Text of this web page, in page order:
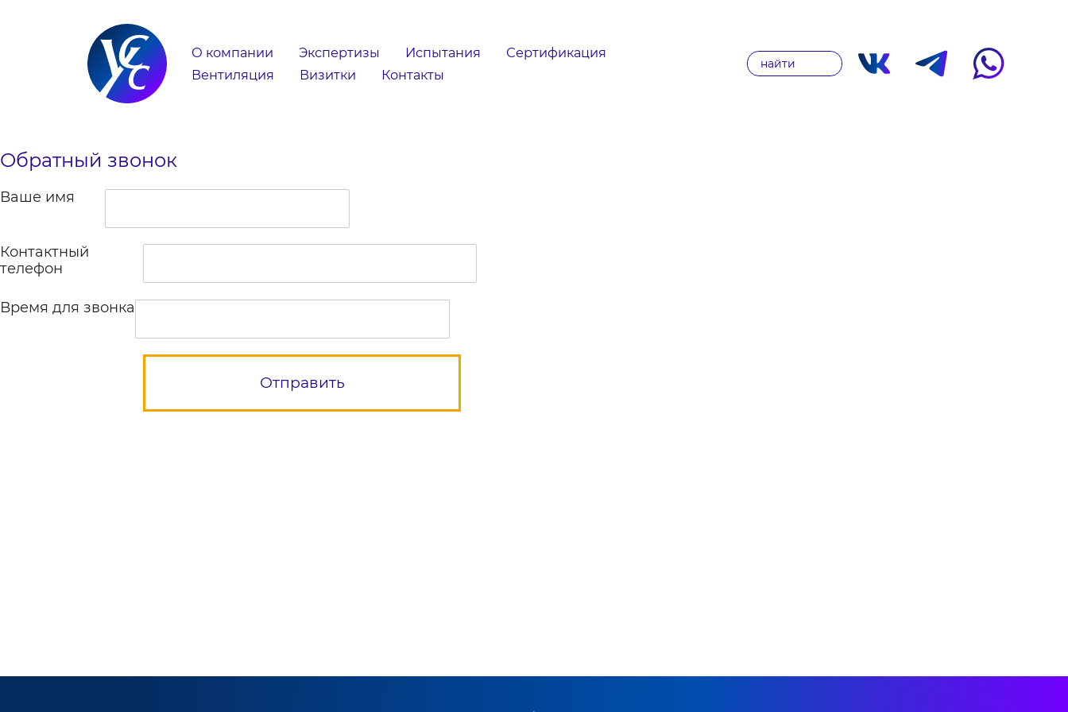
О компании Экспертизы Испытания
Сертификация
Вентиляция
Визитки Контакты
Обратный звонок
Ваше имя
Контактный
телефон
Время для звонка
Отправить